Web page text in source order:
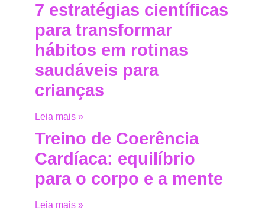
7 estratégias científicas
para transformar
hábitos em rotinas
saudáveis para
crianças
Leia mais »
Treino de Coerência
Cardíaca: equilíbrio
para o corpo e a mente
Leia mais »